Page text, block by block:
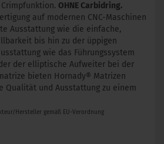
OHNE Carbidring.
auf modernen CNC-Maschinen
Ausstattung wie die einfache,
bis hin zu der üppigen
wie das Führungssystem
der elliptische Aufweiter bei der
bieten Hornady® Matrizen
Qualität und Ausstattung zu einem
Hersteller gemäß EU-Verordnung